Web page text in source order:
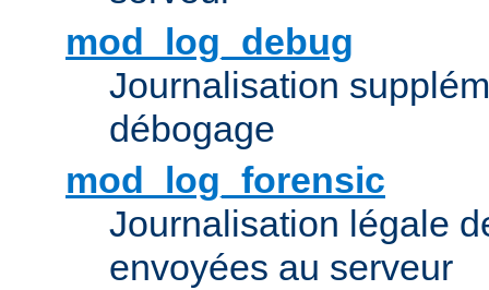
mod_log_debug
Journalisation
débogage
mod_log_forensic
Journalisation légale
envoyées au serveur